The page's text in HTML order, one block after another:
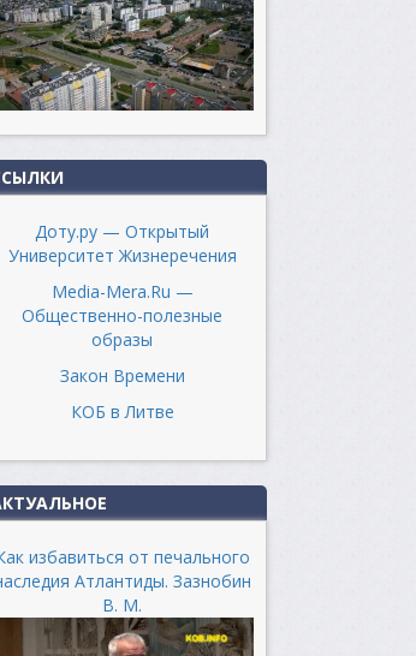
Доту.ру — Открытый
Университет Жизнеречения
Media-Mera.Ru —
Общественно-полезные
образы
Закон Времени
КОБ в Литве
избавиться от печального
Атлантиды. Зазнобин
В. М.